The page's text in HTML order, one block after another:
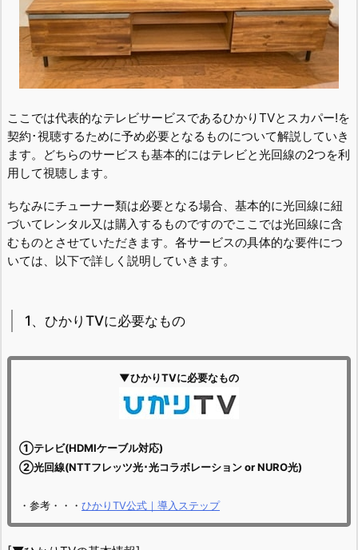
ここでは代表的なテレビサービスであるひかりTVとスカパー!を
契約･視聴するために予め必要となるものについて解説していき
ます。どちらのサービスも基本的にはテレビと光回線の2つを利
用して視聴します。
ちなみにチューナー類は必要となる場合、基本的に光回線に紐
づいてレンタル又は購入するものですのでここでは光回線に含
むものとさせていただきます。各サービスの具体的な要件につ
いては、以下で詳しく説明していきます。
1、ひかりTVに必要なもの
▼ひかりTVに必要なもの
①テレビ(HDMIケーブル対応)
②光回線(NTTフレッツ光･光コラボレーション or NURO光)
・参考・・・ ひかりTV公式｜導入ステップ